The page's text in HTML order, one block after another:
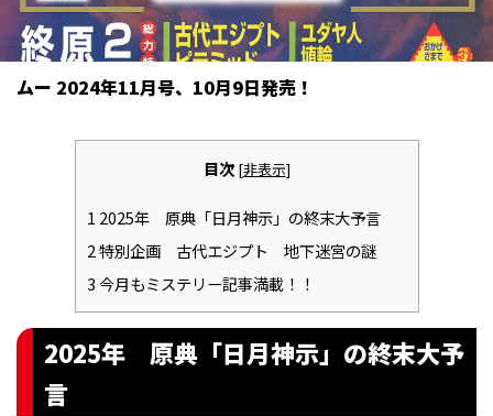
ムー 2024年11月号、10月9日発売！
目次 [非表示]
1 2025年 原典「日月神示」の終末大予言
2特別企画 古代エジプト 地下迷宮の謎
3今月もミステリー記事満載！！
2025年 原典「日月神示」の終末大予
言